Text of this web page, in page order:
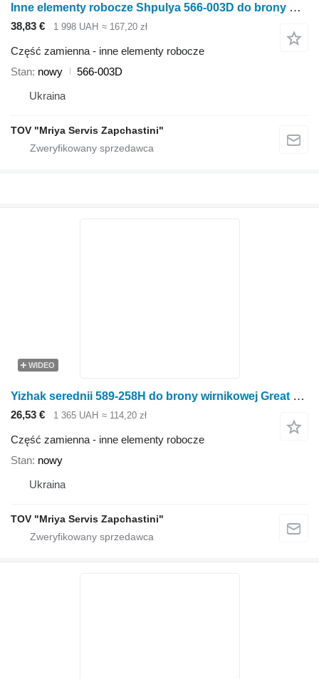
Inne elementy robocze Shpulya 566-003D do brony Great Plains
38,83 € 1 998 UAH ≈ 167,20 zł
Część zamienna - inne elementy robocze
Stan nowy
566-003D
Ukraina
TOV "Mriya Servis Zapchastini"
WIDEO
Yizhak serednii 589-258H do brony wirnikowej Great Plains
26,53 € 1 365 UAH ≈ 114,20 zł
Część zamienna - inne elementy robocze
Stan nowy
Ukraina
TOV "Mriya Servis Zapchastini"